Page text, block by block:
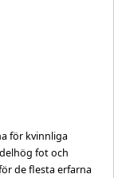
för kvinnliga
fot och
de flesta erfarna